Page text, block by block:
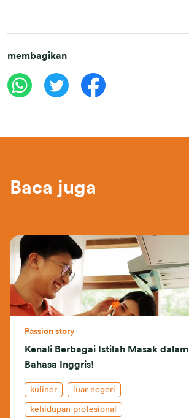
membagikan
Baca juga
Passion story
Kenali Berbagai Istilah Masak dalam
Bahasa Inggris!
kuliner luar negeri
kehidupan profesional